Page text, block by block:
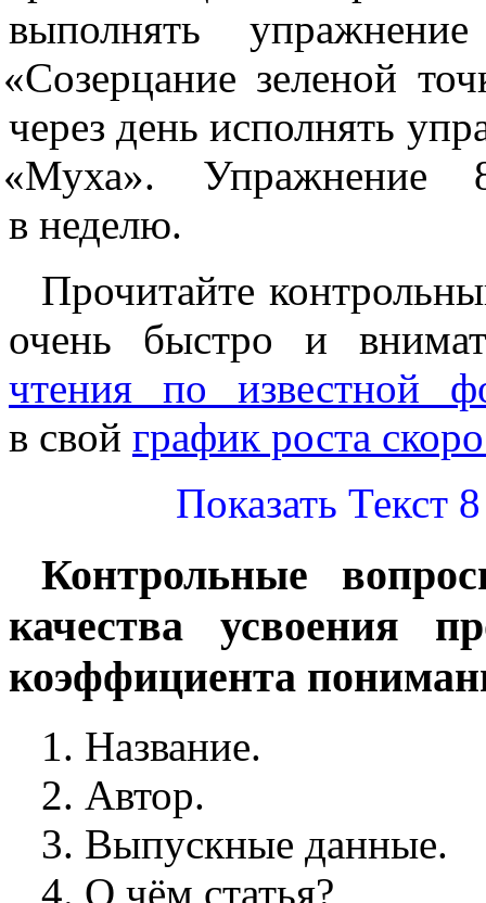
выполнять
«Созерцание зеленой
через день исполнять
«Муха». Упражнение
в неделю.
Прочитайте
очень быстро и
чтения по известной
в свой график роста
Показать Текст
Контрольные
качества усвоения
коэффициента
Название.
Автор.
Выпускные данные.
О чём статья?